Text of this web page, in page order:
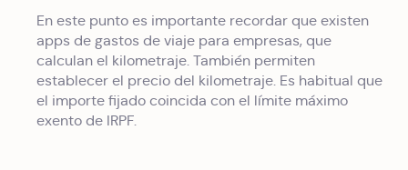
En este punto es importante recordar que existen
apps de gastos de viaje para empresas, que
calculan el kilometraje. También permiten
establecer el precio del kilometraje. Es habitual que
el importe fijado coincida con el límite máximo
exento de IRPF.